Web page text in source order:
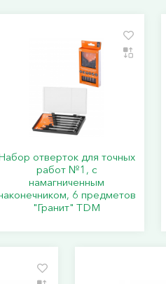
отверток для точных
работ №1, с
намагниченным
6 предметов
"Гранит" TDM